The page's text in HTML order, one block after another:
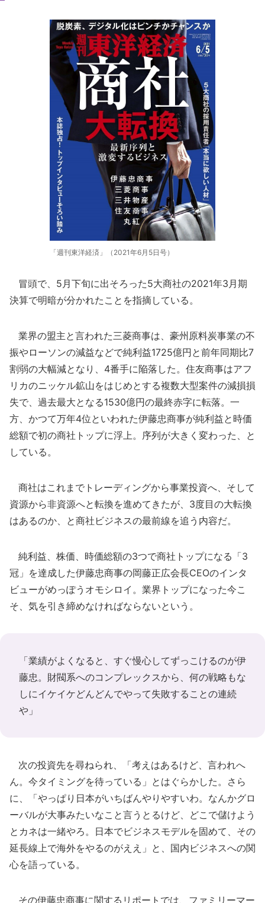
「週刊東洋経済」（2021年6月5日号）
冒頭で、5月下旬に出そろった5大商社の2021年3月期
決算で明暗が分かれたことを指摘している。
業界の盟主と言われた三菱商事は、豪州原料炭事業の不
振やローソンの減益などで純利益1725億円と前年同期比7
割弱の大幅減となり、4番手に陥落した。住友商事はアフ
リカのニッケル鉱山をはじめとする複数大型案件の減損損
失で、過去最大となる1530億円の最終赤字に転落。一
方、かつて万年4位といわれた伊藤忠商事が純利益と時価
総額で初の商社トップに浮上。序列が大きく変わった、と
している。
商社はこれまでトレーディングから事業投資へ、そして
資源から非資源へと転換を進めてきたが、3度目の大転換
はあるのか、と商社ビジネスの最前線を追う内容だ。
純利益、株価、時価総額の3つで商社トップになる「3
冠」を達成した伊藤忠商事の岡藤正広会長CEOのインタ
ビューがめっぽうオモシロイ。業界トップになった今こ
そ、気を引き締めなければならないという。
「業績がよくなると、すぐ慢心してずっこけるのが伊
藤忠。財閥系へのコンプレックスから、何の戦略もな
しにイケイケどんどんでやって失敗することの連続
や」
次の投資先を尋ねられ、「考えはあるけど、言われへ
ん。今タイミングを待っている」とはぐらかした。さら
に、「やっぱり日本がいちばんやりやすいわ。なんかグロ
ーバルが大事みたいなこと言うとるけど、どこで儲けよう
とカネは一緒やろ。日本でビジネスモデルを固めて、その
延長線上で海外をやるのがええ」と、国内ビジネスへの関
心を語っている。
その伊藤忠商事に関するリポートでは、ファミリーマー